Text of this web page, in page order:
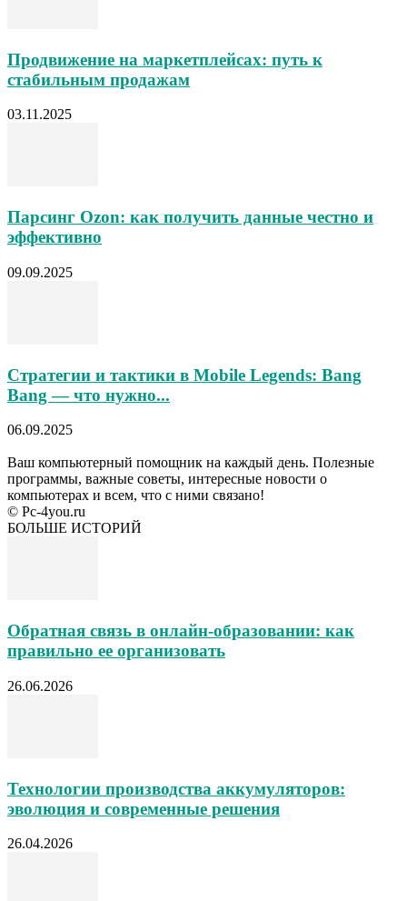
Продвижение на маркетплейсах: путь к
стабильным продажам
03.11.2025
Парсинг Ozon: как получить данные честно и
эффективно
09.09.2025
Стратегии и тактики в Mobile Legends: Bang
Bang — что нужно...
06.09.2025
Ваш компьютерный помощник на каждый день. Полезные
программы, важные советы, интересные новости о
компьютерах и всем, что с ними связано!
© Pc-4you.ru
БОЛЬШЕ ИСТОРИЙ
Обратная связь в онлайн-образовании: как
правильно ее организовать
26.06.2026
Технологии производства аккумуляторов:
эволюция и современные решения
26.04.2026